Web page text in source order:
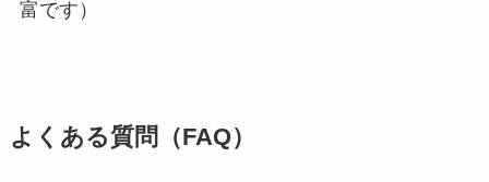
富です）
よくある質問（FAQ）